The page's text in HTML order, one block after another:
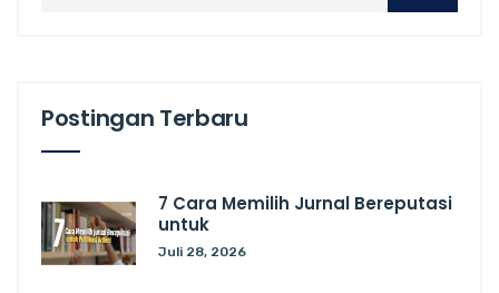
Postingan Terbaru
7 Cara Memilih Jurnal Bereputasi
untuk
Juli 28, 2026